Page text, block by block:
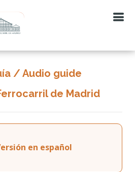
/ Audio guide
de Madrid
en español